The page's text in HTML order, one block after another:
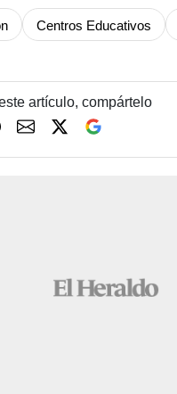
Centros Educativos
artículo, compártelo